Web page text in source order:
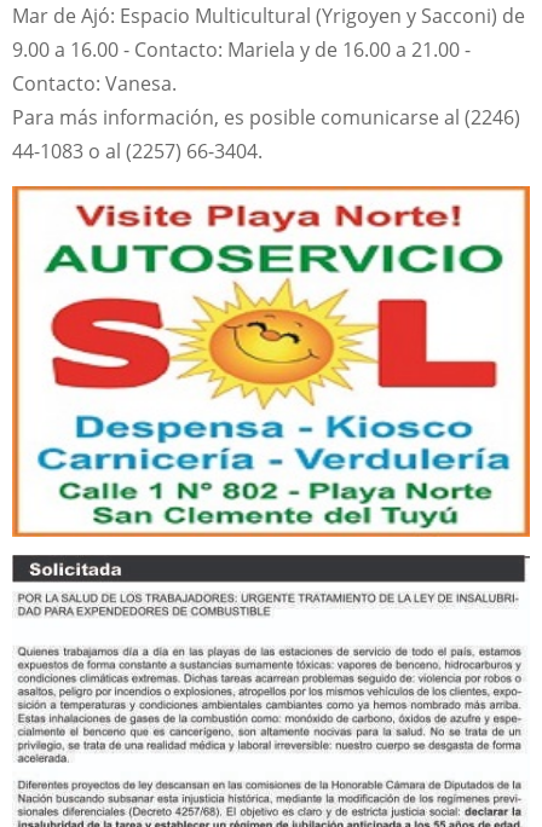
Mar de Ajó: Espacio Multicultural (Yrigoyen y Sacconi) de
9.00 a 16.00 - Contacto: Mariela y de 16.00 a 21.00 -
Contacto: Vanesa.
Para más información, es posible comunicarse al (2246)
44-1083 o al (2257) 66-3404.